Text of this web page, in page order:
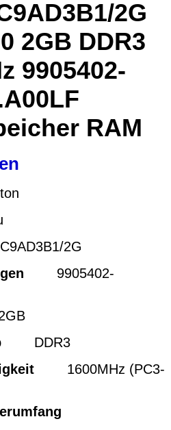
2G
2GB DDR3
9905402-
RAM
2G
9905402-
DDR3
1600MHz (PC3-